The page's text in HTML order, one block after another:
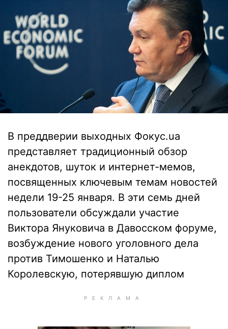
В преддверии выходных Фокус.ua
представляет традиционный обзор
анекдотов, шуток и интернет-мемов,
посвященных ключевым темам новостей
недели 19-25 января. В эти семь дней
пользователи обсуждали участие
Виктора Януковича в Давосском форуме,
возбуждение нового уголовного дела
против Тимошенко и Наталью
Королевскую, потерявшую диплом